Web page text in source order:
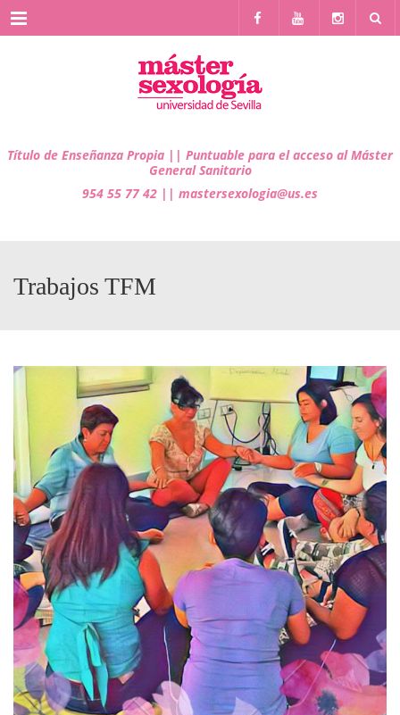
Menu
Título de Enseñanza Propia || Puntuable para el acceso al Máster
General Sanitario
954 55 77 42 || mastersexologia@us.es
Trabajos TFM